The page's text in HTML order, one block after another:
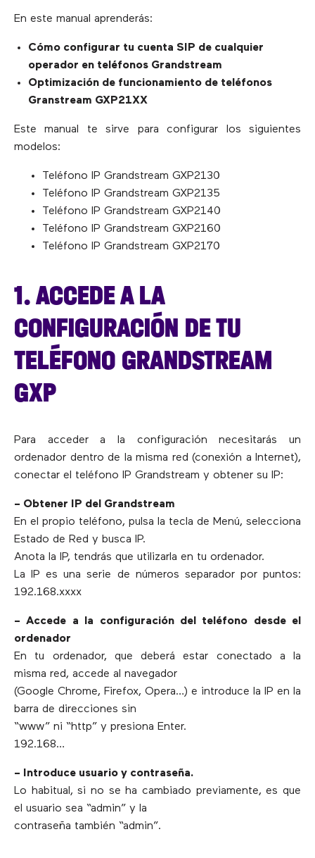
En este manual aprenderás:
Cómo configurar tu cuenta SIP de cualquier
operador en teléfonos Grandstream
Optimización de funcionamiento de teléfonos
Granstream GXP21XX
Este manual te sirve para configurar los siguientes
modelos:
Teléfono IP Grandstream GXP2130
Teléfono IP Grandstream GXP2135
Teléfono IP Grandstream GXP2140
Teléfono IP Grandstream GXP2160
Teléfono IP Grandstream GXP2170
1. ACCEDE A LA
CONFIGURACIÓN DE TU
TELÉFONO GRANDSTREAM
GXP
Para acceder a la configuración necesitarás un
ordenador dentro de la misma red (conexión a Internet),
conectar el teléfono IP Grandstream y obtener su IP:
– Obtener IP del Grandstream
En el propio teléfono, pulsa la tecla de Menú, selecciona
Estado de Red y busca IP.
Anota la IP, tendrás que utilizarla en tu ordenador.
La IP es una serie de números separador por puntos:
192.168.xxxx
– Accede a la configuración del teléfono desde el
ordenador
En tu ordenador, que deberá estar conectado a la
misma red, accede al navegador
(Google Chrome, Firefox, Opera…) e introduce la IP en la
barra de direcciones sin
“www” ni “http” y presiona Enter.
192.168…
– Introduce usuario y contraseña.
Lo habitual, si no se ha cambiado previamente, es que
el usuario sea “admin” y la
contraseña también “admin”.